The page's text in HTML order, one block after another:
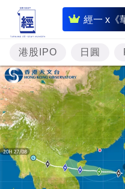
經一 x《
即
時
財
經
專
題
投
資
樓
市
港股IPO 日圓